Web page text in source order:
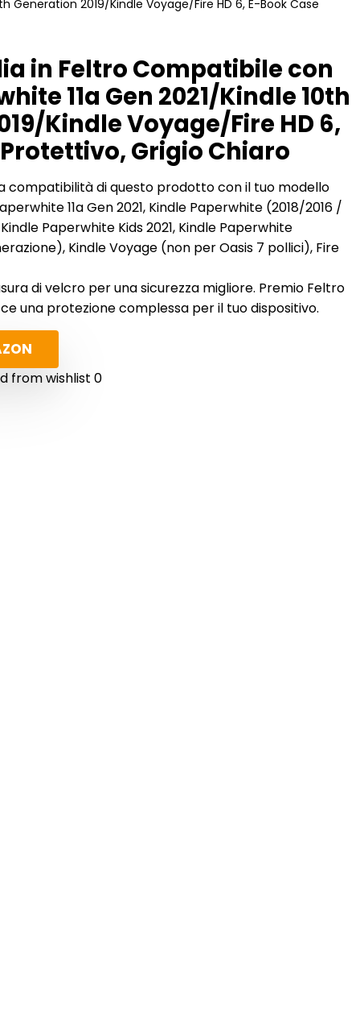
Generation 2019/Kindle Voyage/Fire HD 6, E-Book Case
in Feltro Compatibile con
11a Gen 2021/Kindle 10th
Kindle Voyage/Fire HD 6,
Grigio Chiaro
compatibilità di questo prodotto con il tuo modello
11a Gen 2021, Kindle Paperwhite (2018/2016 /
Paperwhite Kids 2021, Kindle Paperwhite
Kindle Voyage (non per Oasis 7 pollici), Fire
di velcro per una sicurezza migliore. Premio Feltro
una protezione complessa per il tuo dispositivo.
from wishlist 0